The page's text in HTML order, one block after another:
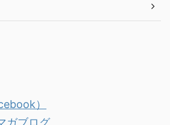
）
ガブログ